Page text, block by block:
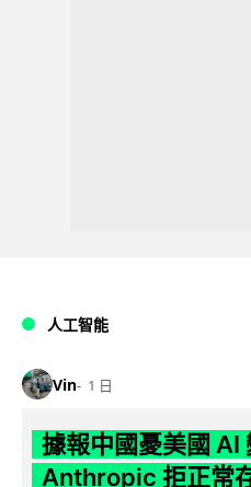
人工智能
Vin 1 日
據報中國憂美國 AI
Anthropic 拒正常